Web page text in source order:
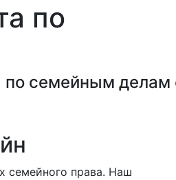
по
по семейным
семейного права. Наш